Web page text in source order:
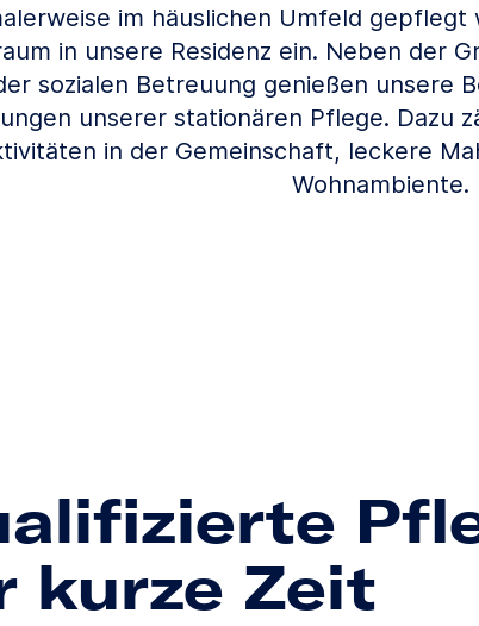
im häuslichen Umfeld
in unsere Residenz ein. Neben der
sozialen Betreuung genießen unsere
unserer stationären Pflege. Dazu
in der Gemeinschaft, leckere
Wohnambiente.
kurze Zeit